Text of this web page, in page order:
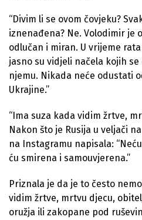
“Divim li se ovom čovjeku?
iznenađena? Ne. Volodimir je
odlučan i miran. U vrijeme
jasno su vidjeli načela kojih
njemu. Nikada neće odustati
Ukrajine.”
“Ima suza kada vidim žrtve,
Nakon što je Rusija u veljači
na Instagramu napisala:
ću smirena i samouvjerena.”
Priznala je da je to često
vidim žrtve, mrtvu djecu,
oružja ili zakopane pod